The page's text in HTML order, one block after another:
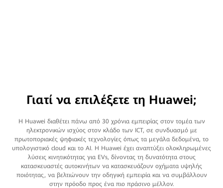
Γιατί να επιλέξετε τη Huawei;
Η Huawei διαθέτει πάνω από 30 χρόνια εμπειρίας στον τομέα των
ηλεκτρονικών ισχύος στον κλάδο των ICT, σε συνδυασμό με
πρωτοποριακές ψηφιακές τεχνολογίες όπως τα μεγάλα δεδομένα, το
υπολογιστικό cloud και το AI. Η Huawei έχει αναπτύξει ολοκληρωμένες
λύσεις κινητικότητας για EVs, δίνοντας τη δυνατότητα στους
κατασκευαστές αυτοκινήτων να κατασκευάζουν οχήματα υψηλής
ποιότητας, να βελτιώνουν την οδηγική εμπειρία και να συμβάλλουν
στην πρόοδο προς ένα πιο πράσινο μέλλον.